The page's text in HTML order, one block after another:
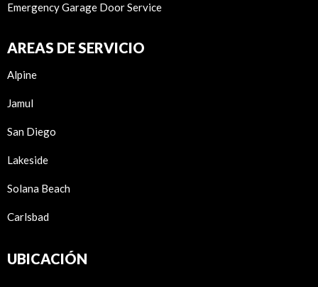
Emergency Garage Door Service
AREAS DE SERVICIO
Alpine
Jamul
San Diego
Lakeside
Solana Beach
Carlsbad
UBICACIÓN